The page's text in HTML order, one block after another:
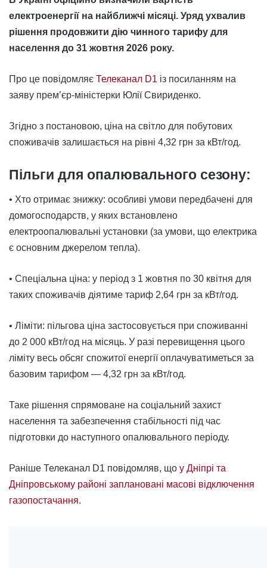
електроенергії на найближчі місяці. Уряд ухвалив
рішення продовжити дію чинного тарифу для
населення до 31 жовтня 2026 року.
Про це повідомляє Телеканал D1 із посиланням на
заяву прем’єр-міністерки Юлії Свириденко.
Згідно з постановою, ціна на світло для побутових
споживачів залишається на рівні 4,32 грн за кВт/год.
Пільги для опалювального сезону:
• Хто отримає знижку: особливі умови передбачені для
домогосподарств, у яких встановлено
електроопалювальні установки (за умови, що електрика
є основним джерелом тепла).
• Спеціальна ціна: у період з 1 жовтня по 30 квітня для
таких споживачів діятиме тариф 2,64 грн за кВт/год.
• Ліміти: пільгова ціна застосовується при споживанні
до 2 000 кВт/год на місяць. У разі перевищення цього
ліміту весь обсяг спожитої енергії оплачуватиметься за
базовим тарифом — 4,32 грн за кВт/год.
Таке рішення спрямоване на соціальний захист
населення та забезпечення стабільності під час
підготовки до наступного опалювального періоду.
Раніше Телеканал D1 повідомляв, що у Дніпрі та
Дніпровському районі заплановані масові відключення
газопостачання.